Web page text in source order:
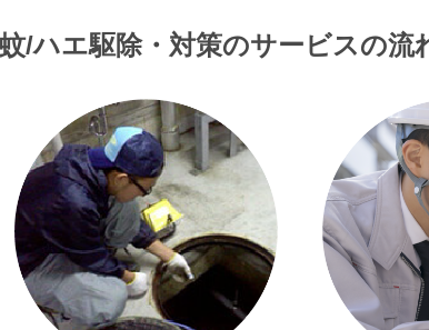
/ハエ駆除・対策のサービスの流